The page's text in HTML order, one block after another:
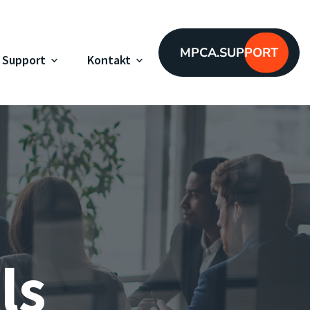
Support Kontakt MPCA.SUPPORT